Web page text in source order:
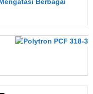
Berbagai